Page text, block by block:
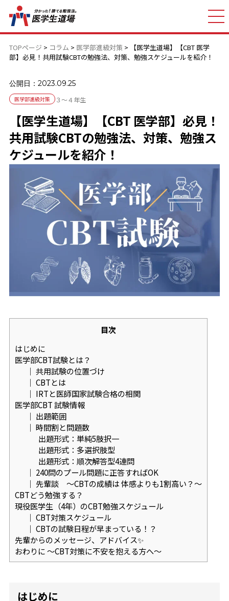
TOPページ > コラム > 医学部進級対策 >
【医学生道場】【CBT 医学
部】必見！共用試験CBTの勉強法、対策、勉強スケジュールを紹介！
公開日：2023.09.25
医学部進級対策 ３～４年生
【医学生道場】【CBT 医学部】必見！
共用試験CBTの勉強法、対策、勉強ス
ケジュールを紹介！
目次
はじめに
医学部CBT試験とは？
｜ 共用試験の位置づけ
｜ CBTとは
｜ IRTと医師国家試験合格の相関
医学部CBT 試験情報
｜ 出題範囲
｜ 時間割と問題数
出題形式：単純5肢択一
出題形式：多選択肢型
出題形式：順次解答型4連問
｜ 240問のプール問題に正答すればOK
｜ 先輩談 ～CBTの成績は 体感よりも1割高い？～
CBTどう勉強する？
現役医学生（4年）のCBT勉強スケジュール
｜ CBT対策スケジュール
｜ CBTの試験日程が早まっている！？
先輩からのメッセージ、アドバイス✨
おわりに 〜CBT対策に不安を抱える方へ〜
はじめに